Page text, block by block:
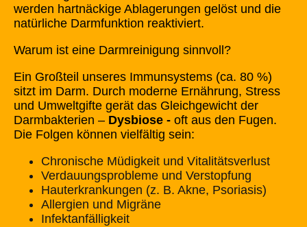
werden hartnäckige Ablagerungen gelöst und die
natürliche Darmfunktion reaktiviert.
Warum ist eine Darmreinigung sinnvoll?
Ein Großteil unseres Immunsystems (ca. 80 %)
sitzt im Darm. Durch moderne Ernährung, Stress
und Umweltgifte gerät das Gleichgewicht der
Darmbakterien – Dysbiose - oft aus den Fugen.
Die Folgen können vielfältig sein:
Chronische Müdigkeit und Vitalitätsverlust
Verdauungsprobleme und Verstopfung
Hauterkrankungen (z. B. Akne, Psoriasis)
Allergien und Migräne
Infektanfälligkeit